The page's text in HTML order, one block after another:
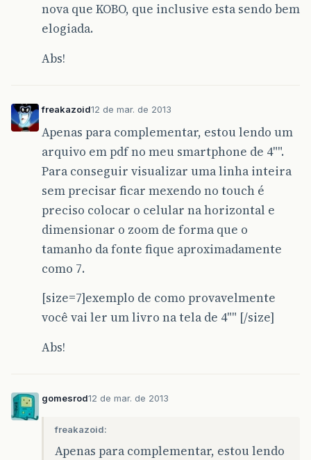
nova que KOBO, que inclusive esta sendo bem
elogiada.
Abs!
freakazoid12 de mar. de 2013
Apenas para complementar, estou lendo um
arquivo em pdf no meu smartphone de 4"".
Para conseguir visualizar uma linha inteira
sem precisar ficar mexendo no touch é
preciso colocar o celular na horizontal e
dimensionar o zoom de forma que o
tamanho da fonte fique aproximadamente
como 7.
[size=7]exemplo de como provavelmente
você vai ler um livro na tela de 4"" [/size]
Abs!
gomesrod12 de mar. de 2013
freakazoid:
Apenas para complementar, estou lendo